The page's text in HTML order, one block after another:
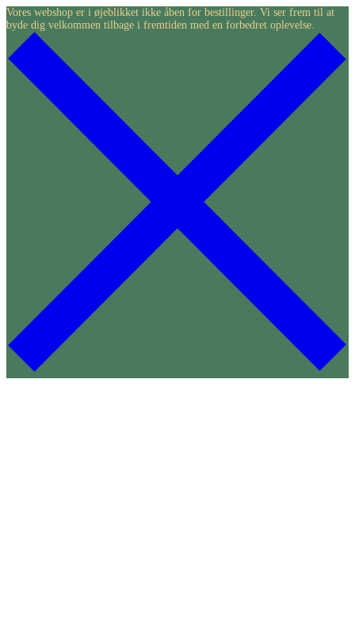
Skip
to
content
Vores webshop er i øjeblikket ikke åben for bestillinger. Vi ser frem til at
byde dig velkommen tilbage i fremtiden med en forbedret oplevelse.